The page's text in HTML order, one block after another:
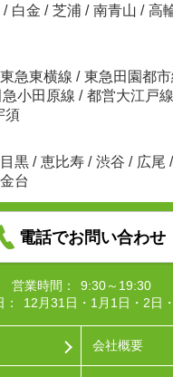
/ 白金 / 芝浦 / 南青山 / 高
東急東横線 / 東急田園都市
小田原線 / 都営大江戸線
須
目黒 / 恵比寿 / 渋谷 / 広尾 /
台
電話でお問い合わせ
営業時間：
9:30～19:30
12月31日・1月1日・2日
会社概要